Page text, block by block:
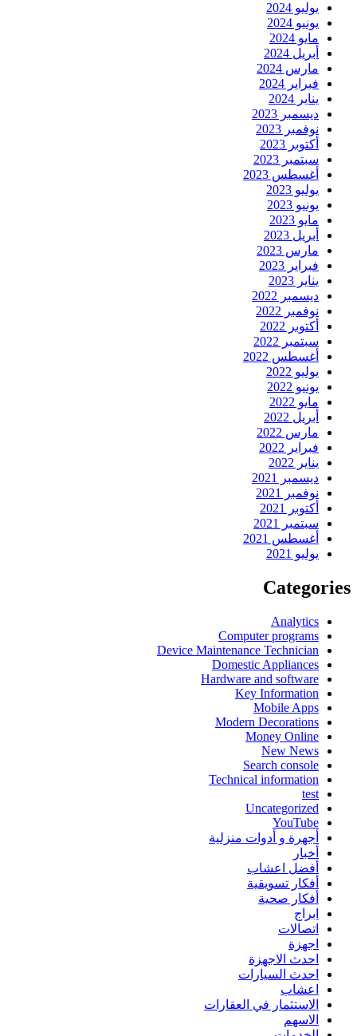
يوليو 2024
يونيو 2024
مايو 2024
أبريل 2024
مارس 2024
فبراير 2024
يناير 2024
ديسمبر 2023
نوفمبر 2023
أكتوبر 2023
سبتمبر 2023
أغسطس 2023
يوليو 2023
يونيو 2023
مايو 2023
أبريل 2023
مارس 2023
فبراير 2023
يناير 2023
ديسمبر 2022
نوفمبر 2022
أكتوبر 2022
سبتمبر 2022
أغسطس 2022
يوليو 2022
يونيو 2022
مايو 2022
أبريل 2022
مارس 2022
فبراير 2022
يناير 2022
ديسمبر 2021
نوفمبر 2021
أكتوبر 2021
سبتمبر 2021
أغسطس 2021
يوليو 2021
Categories
Analytics
Computer programs
Device Maintenance Technician
Domestic Appliances
Hardware and software
Key Information
Mobile Apps
Modern Decorations
Money Online
New News
Search console
Technical information
test
Uncategorized
YouTube
أجهرة و أدوات منزلية
أخبار
أفضل اعشاب
أفكار تسويقية
أفكار صحية
ابراج
اتصالات
اجهزة
احدث الاجهزة
احدث السيارات
اعشاب
الاستثمار في العقارات
الاسهم